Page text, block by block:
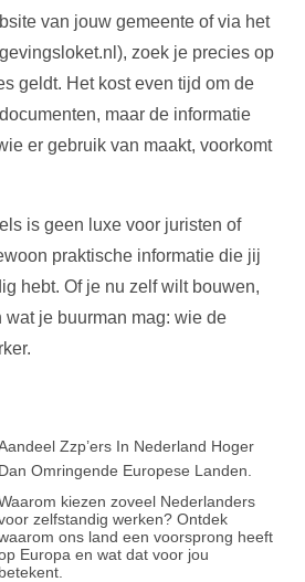
van jouw gemeente of via het
zoek je precies op
geldt. Het kost even tijd om de
maar de informatie
er gebruik van maakt, voorkomt
is geen luxe voor juristen of
praktische informatie die jij
hebt. Of je nu zelf wilt bouwen,
je buurman mag: wie de
Zzp’ers In Nederland Hoger
Dan Omringende Europese Landen.
kiezen zoveel Nederlanders
zelfstandig werken? Ontdek
ons land een voorsprong heeft
Europa en wat dat voor jou
betekent.